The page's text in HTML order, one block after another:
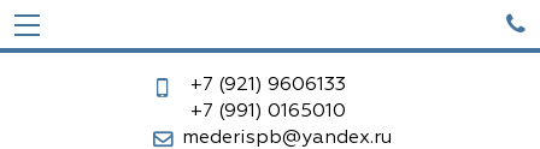

+7 (921) 9606133
+7 (991) 0165010
mederispb@yandex.ru